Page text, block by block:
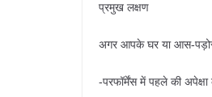
प्रमुख लक्षण
अगर आपके घर या आस-पड़ोस
-परफॉर्मेंस में पहले की अपेक्षा